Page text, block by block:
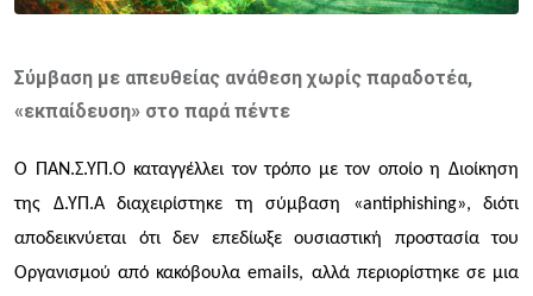
Σύμβαση με απευθείας ανάθεσηχωρίς παραδοτέα,
«εκπαίδευση» στο παρά πέντε
Ο ΠΑΝ.Σ.ΥΠ.Ο καταγγέλλει τον τρόπο με τον οποίο η Διοίκηση
της Δ.ΥΠ.Α διαχειρίστηκε τη σύμβαση «antiphishing», διότι
αποδεικνύεται ότι δεν επεδίωξε ουσιαστική προστασία του
Οργανισμού από κακόβουλα emails, αλλά περιορίστηκε σε μια